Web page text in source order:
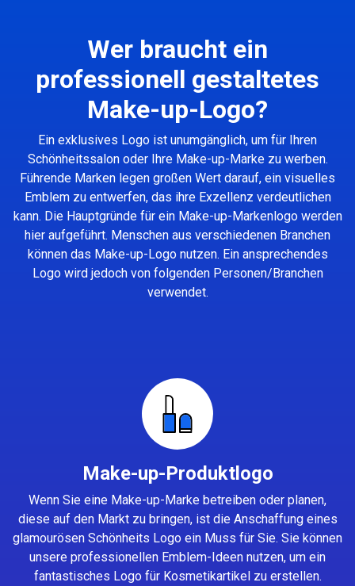
Wer braucht ein
professionell gestaltetes
Make-up-Logo?
Ein exklusives Logo ist unumgänglich, um für Ihren
Schönheitssalon oder Ihre Make-up-Marke zu werben.
Führende Marken legen großen Wert darauf, ein visuelles
Emblem zu entwerfen, das ihre Exzellenz verdeutlichen
kann. Die Hauptgründe für ein Make-up-Markenlogo werden
hier aufgeführt. Menschen aus verschiedenen Branchen
können das Make-up-Logo nutzen. Ein ansprechendes
Logo wird jedoch von folgenden Personen/Branchen
verwendet.
Make-up-Produktlogo
Wenn Sie eine Make-up-Marke betreiben oder planen,
diese auf den Markt zu bringen, ist die Anschaffung eines
glamourösen Schönheits Logo ein Muss für Sie. Sie können
unsere professionellen Emblem-Ideen nutzen, um ein
fantastisches Logo für Kosmetikartikel zu erstellen.